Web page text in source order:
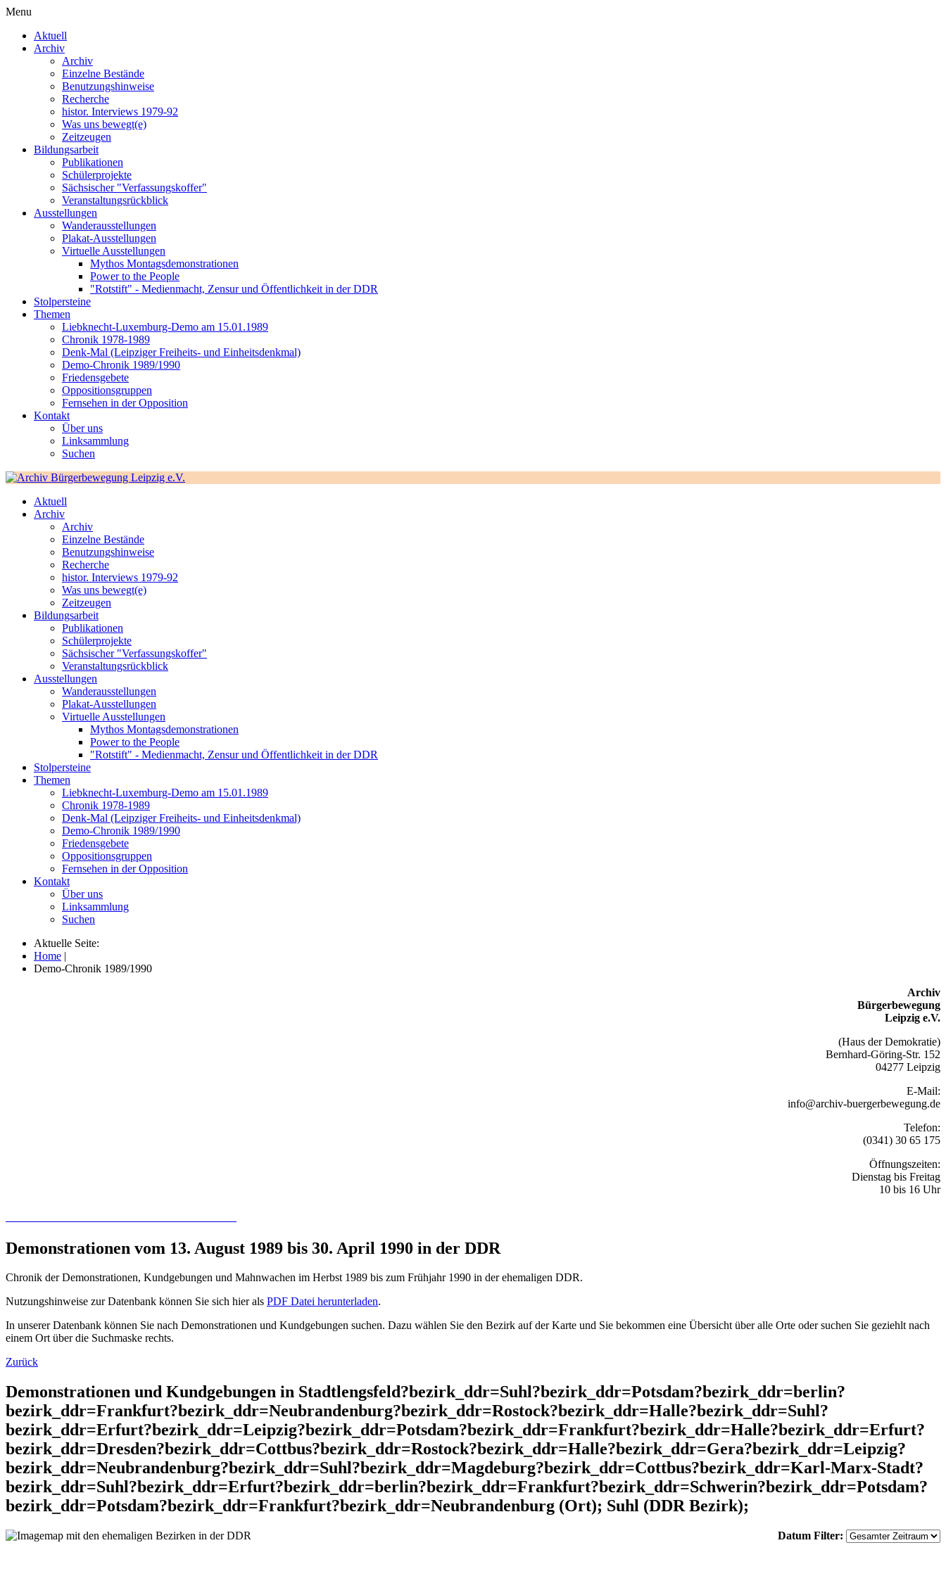
Menu
Aktuell
Archiv
Archiv
Einzelne Bestände
Benutzungshinweise
Recherche
histor. Interviews 1979-92
Was uns bewegt(e)
Zeitzeugen
Bildungsarbeit
Publikationen
Schülerprojekte
Sächsischer "Verfassungskoffer"
Veranstaltungsrückblick
Ausstellungen
Wanderausstellungen
Plakat-Ausstellungen
Virtuelle Ausstellungen
Mythos Montagsdemonstrationen
Power to the People
"Rotstift" - Medienmacht, Zensur und Öffentlichkeit in der DDR
Stolpersteine
Themen
Liebknecht-Luxemburg-Demo am 15.01.1989
Chronik 1978-1989
Denk-Mal (Leipziger Freiheits- und Einheitsdenkmal)
Demo-Chronik 1989/1990
Friedensgebete
Oppositionsgruppen
Fernsehen in der Opposition
Kontakt
Über uns
Linksammlung
Suchen
Aktuell
Archiv
Archiv
Einzelne Bestände
Benutzungshinweise
Recherche
histor. Interviews 1979-92
Was uns bewegt(e)
Zeitzeugen
Bildungsarbeit
Publikationen
Schülerprojekte
Sächsischer "Verfassungskoffer"
Veranstaltungsrückblick
Ausstellungen
Wanderausstellungen
Plakat-Ausstellungen
Virtuelle Ausstellungen
Mythos Montagsdemonstrationen
Power to the People
"Rotstift" - Medienmacht, Zensur und Öffentlichkeit in der DDR
Stolpersteine
Themen
Liebknecht-Luxemburg-Demo am 15.01.1989
Chronik 1978-1989
Denk-Mal (Leipziger Freiheits- und Einheitsdenkmal)
Demo-Chronik 1989/1990
Friedensgebete
Oppositionsgruppen
Fernsehen in der Opposition
Kontakt
Über uns
Linksammlung
Suchen
Aktuelle Seite:
Home |
Demo-Chronik 1989/1990
Archiv
Bürgerbewegung
Leipzig e.V.
(Haus der Demokratie)
Bernhard-Göring-Str. 152
04277 Leipzig
E-Mail:
info@archiv-buergerbewegung.de
Telefon:
(0341) 30 65 175
Öffnungszeiten:
Dienstag bis Freitag
10 bis 16 Uhr
Demonstrationen vom 13. August 1989 bis 30. April 1990 in der DDR
Chronik der Demonstrationen, Kundgebungen und Mahnwachen im Herbst 1989 bis zum Frühjahr 1990 in der ehemaligen DDR.
Nutzungshinweise zur Datenbank können Sie sich hier als PDF Datei herunterladen.
In unserer Datenbank können Sie nach Demonstrationen und Kundgebungen suchen. Dazu wählen Sie den Bezirk auf der Karte und Sie bekommen eine Übersicht über alle Orte oder suchen Sie geziehlt nach
einem Ort über die Suchmaske rechts.
Zurück
Demonstrationen und Kundgebungen in Stadtlengsfeld?bezirk_ddr=Suhl?bezirk_ddr=Potsdam?bezirk_ddr=berlin?
bezirk_ddr=Frankfurt?bezirk_ddr=Neubrandenburg?bezirk_ddr=Rostock?bezirk_ddr=Halle?bezirk_ddr=Suhl?
bezirk_ddr=Erfurt?bezirk_ddr=Leipzig?bezirk_ddr=Potsdam?bezirk_ddr=Frankfurt?bezirk_ddr=Halle?bezirk_ddr=Erfurt?
bezirk_ddr=Dresden?bezirk_ddr=Cottbus?bezirk_ddr=Rostock?bezirk_ddr=Halle?bezirk_ddr=Gera?bezirk_ddr=Leipzig?
bezirk_ddr=Neubrandenburg?bezirk_ddr=Suhl?bezirk_ddr=Magdeburg?bezirk_ddr=Cottbus?bezirk_ddr=Karl-Marx-Stadt?
bezirk_ddr=Suhl?bezirk_ddr=Erfurt?bezirk_ddr=berlin?bezirk_ddr=Frankfurt?bezirk_ddr=Schwerin?bezirk_ddr=Potsdam?
bezirk_ddr=Potsdam?bezirk_ddr=Frankfurt?bezirk_ddr=Neubrandenburg (Ort); Suhl (DDR Bezirk);
Datum Filter: